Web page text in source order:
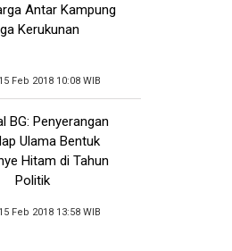
Antar Kampung
Kerukunan
Feb 2018 10:08 WIB
BG: Penyerangan
Ulama Bentuk
Hitam di Tahun
Politik
Feb 2018 13:58 WIB